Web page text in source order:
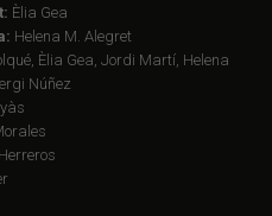
Èlia Gea
Helena M. Alegret
Èlia Gea, Jordi Martí, Helena
Núñez